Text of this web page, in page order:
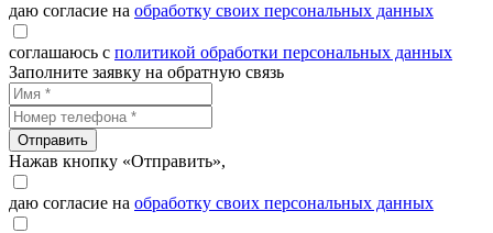
даю согласие на обработку своих персональных данных
соглашаюсь с политикой обработки персональных данных
Заполните заявку на обратную связь
Отправить
Нажав кнопку «Отправить»,
даю согласие на обработку своих персональных данных